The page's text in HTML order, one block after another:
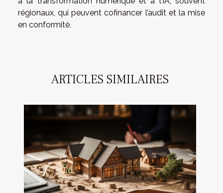
régionaux, qui peuvent cofinancer l’audit et la mise
en conformité.
ARTICLES SIMILAIRES